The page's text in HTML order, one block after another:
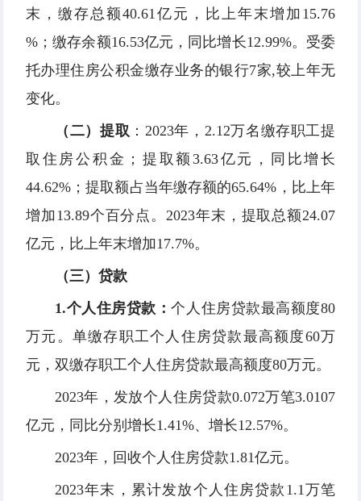
末，缴存总额40.61亿元，比上年末增加15.76
%；缴存余额16.53亿元，同比增长12.99%。受委
托办理住房公积金缴存业务的银行7家,较上年无
变化。
（二）提取 ：2023年，2.12万名缴存职工提
取住房公积金；提取额3.63亿元，同比增长
44.62%；提取额占当年缴存额的65.64%，比上年
增加13.89个百分点。2023年末，提取总额24.07
亿元，比上年末增加17.7%。
（三）贷款
1.个人住房贷款：个人住房贷款最高额度80
万元。单缴存职工个人住房贷款最高额度60万
元，双缴存职工个人住房贷款最高额度80万元。
2023年，发放个人住房贷款0.072万笔3.0107
亿元，同比分别增长1.41%、增长12.57%。
2023年，回收个人住房贷款1.81亿元。
2023年末，累计发放个人住房贷款1.1万笔